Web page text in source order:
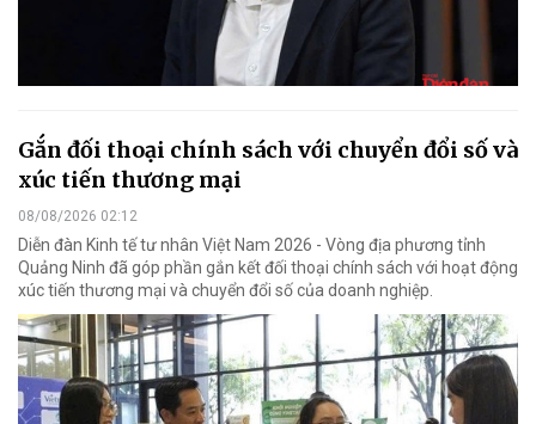
Gắn đối thoại chính sách với chuyển đổi số và
xúc tiến thương mại
08/08/2026 02:12
Diễn đàn Kinh tế tư nhân Việt Nam 2026 - Vòng địa phương tỉnh
Quảng Ninh đã góp phần gắn kết đối thoại chính sách với hoạt động
xúc tiến thương mại và chuyển đổi số của doanh nghiệp.